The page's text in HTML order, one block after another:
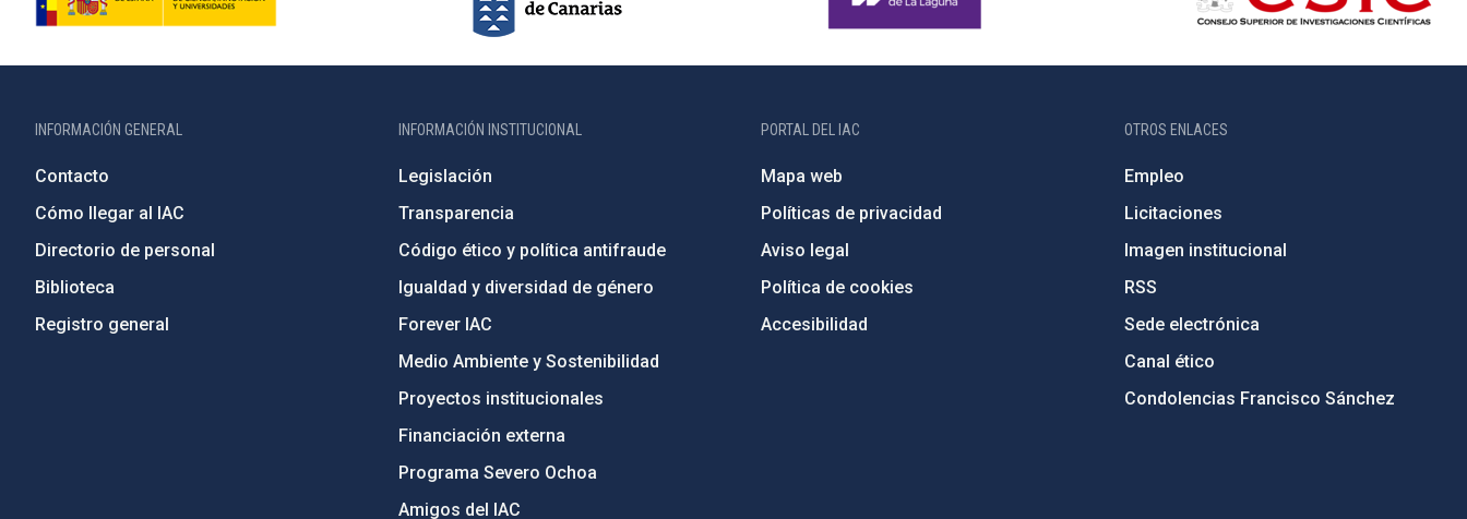
INFORMACIÓN GENERAL
Contacto
Cómo llegar al IAC
Directorio de personal
Biblioteca
Registro general
INFORMACIÓN INSTITUCIONAL
Legislación
Transparencia
Código ético y política antifraude
Igualdad y diversidad de género
Forever IAC
Medio Ambiente y Sostenibilidad
Proyectos institucionales
Financiación externa
Programa Severo Ochoa
Amigos del IAC
PORTAL DEL IAC
Mapa web
Políticas de privacidad
Aviso legal
Política de cookies
Accesibilidad
OTROS ENLACES
Empleo
Licitaciones
Imagen institucional
RSS
Sede electrónica
Canal ético
Condolencias Francisco Sánchez